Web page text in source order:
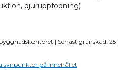
djuruppfödning)
| Senast granskad: 25
synpunkter på innehållet